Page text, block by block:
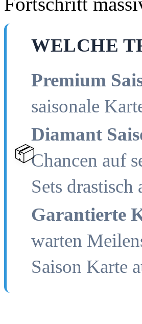
📦
WELCHE
Premium
saisonale
Diamant
Chancen auf
Sets drastisch
Garantierte
warten
Saison Karte